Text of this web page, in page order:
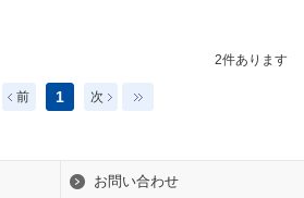
2件あります
前 1 次
お問い合わせ